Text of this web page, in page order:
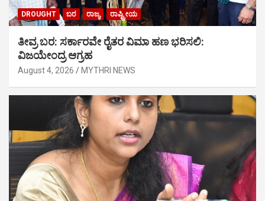
DROUGHT ಬರ ರಾಜ್ಯ ರಾಷ್ಟ್ರೀಯ
ತೀವ್ರ ಬರ: ಸರ್ಕಾರವೇ ರೈತರ ವಿಮಾ ಹಣ ಭರಿಸಲಿ:
ವಿಜಯೇಂದ್ರ ಆಗ್ರಹ
August 4, 2026 MYTHRI NEWS